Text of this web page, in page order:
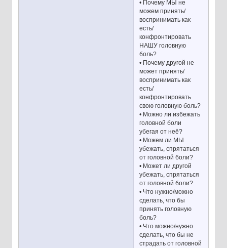
• Почему МЫ не
можем принять/
воспринимать как
есть/
конфронтировать
НАШУ головную
боль?
• Почему другой не
может принять/
воспринимать как
есть/
конфронтировать
свою головную боль?
• Можно ли избежать
головной боли
убегая от неё?
• Можем ли МЫ
убежать, спрятаться
от головной боли?
• Может ли другой
убежать, спрятаться
от головной боли?
• Что нужно/можно
сделать, что бы
принять головную
боль?
• Что можно/нужно
сделать, что бы не
страдать от головной